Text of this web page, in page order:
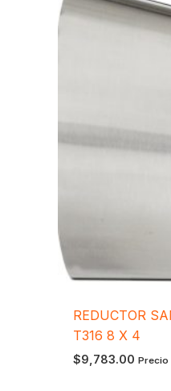
REDUCTOR
T316 8 X 4
$9,783.00 Precio